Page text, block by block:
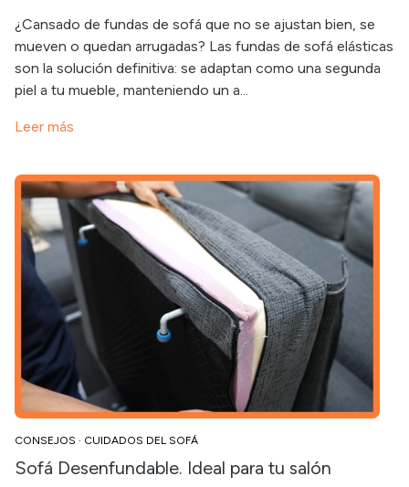
¿Cansado de fundas de sofá que no se ajustan bien, se
mueven o quedan arrugadas? Las fundas de sofá elásticas
son la solución definitiva: se adaptan como una segunda
piel a tu mueble, manteniendo un a...
Leer más
CONSEJOS · CUIDADOS DEL SOFÁ
Sofá Desenfundable. Ideal para tu salón